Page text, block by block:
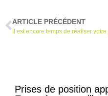
ARTICLE PRÉCÉDENT
Il est encore temps de réaliser
Prises de position